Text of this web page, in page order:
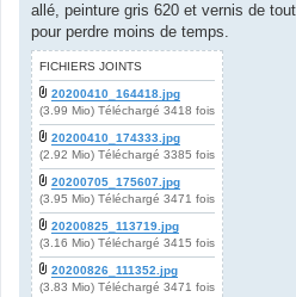
allé, peinture gris 620 et vernis de
pour perdre moins de temps.
FICHIERS JOINTS
20200410_164418.jpg
(3.99 Mio) Téléchargé 3418 fois
20200410_174333.jpg
(2.92 Mio) Téléchargé 3385 fois
20200705_175607.jpg
(3.95 Mio) Téléchargé 3471 fois
20200825_113719.jpg
(3.16 Mio) Téléchargé 3415 fois
20200826_111352.jpg
(3.83 Mio) Téléchargé 3471 fois